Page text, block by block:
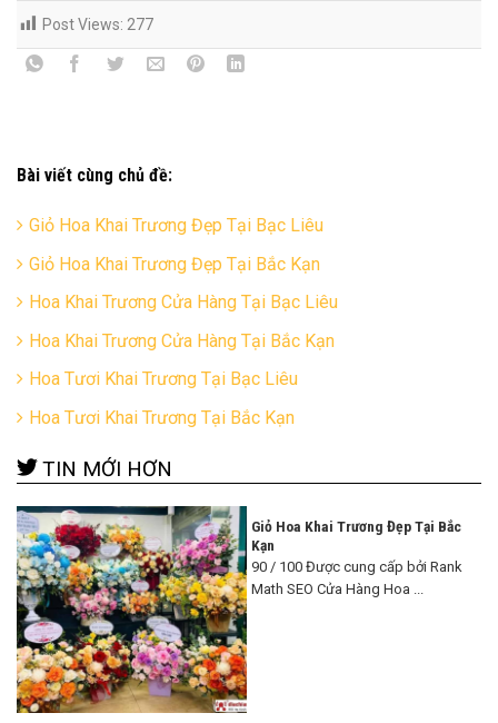
Post Views: 277
Bài viết cùng chủ đề:
Giỏ Hoa Khai Trương Đẹp Tại Bạc Liêu
Giỏ Hoa Khai Trương Đẹp Tại Bắc Kạn
Hoa Khai Trương Cửa Hàng Tại Bạc Liêu
Hoa Khai Trương Cửa Hàng Tại Bắc Kạn
Hoa Tươi Khai Trương Tại Bạc Liêu
Hoa Tươi Khai Trương Tại Bắc Kạn
TIN MỚI HƠN
Giỏ Hoa Khai Trương Đẹp Tại Bắc
Kạn
90 / 100 Được cung cấp bởi Rank
Math SEO Cửa Hàng Hoa ...